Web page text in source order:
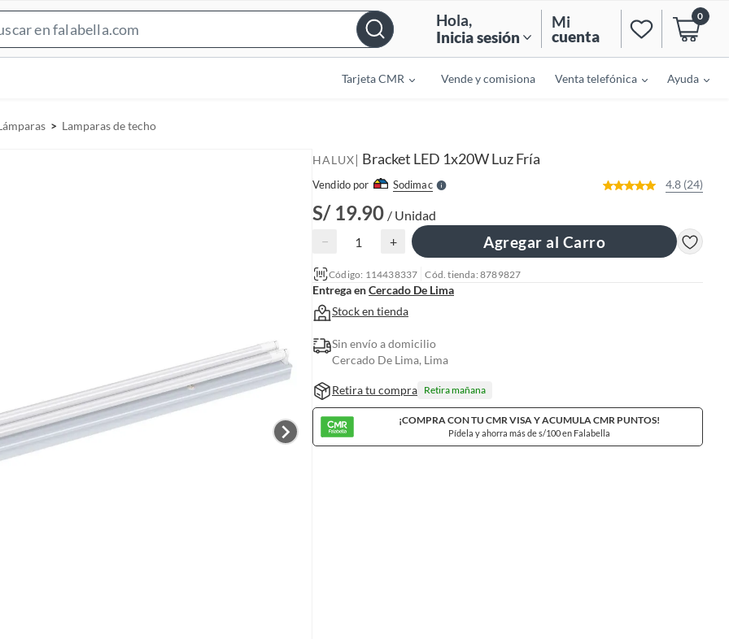
e
Hola,
Inicia sesión
Mi
cuenta
0
Tarjeta CMR Vende y comisiona Venta telefónica Ayuda
Lamparas de techo
HALUX| Bracket LED 1x20W Luz Fría
Vendido por SodimacS
l
l
4.8 (24)
S/ 19.90 / Unidad
−
+ Agregar al Carro
Código: 114438337 Cód. tienda: 8789827
Entrega enCercado De Lima
Stock en tienda
Sin envío a domicilio
Cercado De Lima, Lima
Retira tu compra Retira mañana
¡COMPRA CON TU CMR VISA Y ACUMULA CMR PUNTOS!
Pídela y ahorra más de s/100 en Falabella